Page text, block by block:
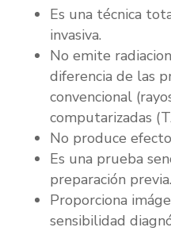
Es una técnica
invasiva.
No emite
diferencia de las
convencional
computarizadas
No produce
Es una prueba
preparación previa.
Proporciona
sensibilidad